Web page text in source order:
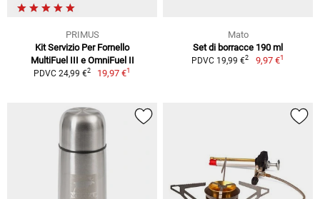
PRIMUS
Kit Servizio Per Fornello
MultiFuel III e OmniFuel II
PDVC 24,99 €2 19,97 €1
Mato
Set di borracce 190 ml
PDVC 19,99 €2 9,97 €1